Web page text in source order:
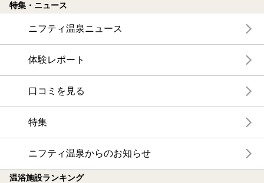
特集・ニュース
ニフティ温泉ニュース
体験レポート
口コミを見る
特集
ニフティ温泉からのお知らせ
温浴施設ランキング